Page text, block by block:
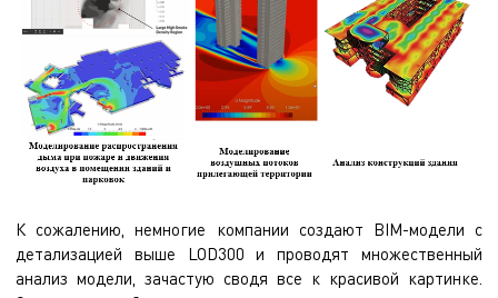
К сожалению, немногие компании создают BIM-модели с
детализацией выше LOD300 и проводят множественный
анализ модели, зачастую сводя все к красивой картинке.